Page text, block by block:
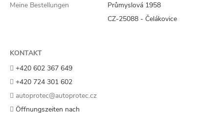
Meine Bestellungen
Průmyslová 1958
CZ-25088 - Čelákovice
KONTAKT
+420 602 367 649
+420 724 301 602
autoprotec@autoprotec.cz
Öffnungszeiten nach